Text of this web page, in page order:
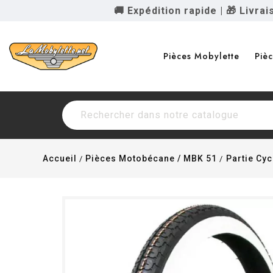
🚚 Expédition rapide | 🎁
Pièces Mobylette
Accueil Pièces Motobécane / MBK 51 Partie